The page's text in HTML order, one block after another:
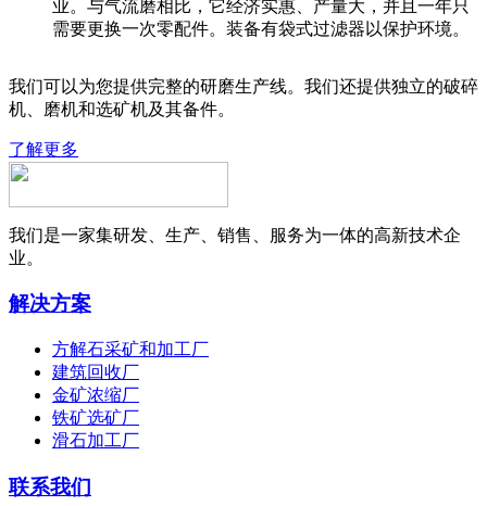
业。与气流磨相比，它经济实惠、产量大，并且一年只
需要更换一次零配件。装备有袋式过滤器以保护环境。
我们可以为您提供完整的研磨生产线。我们还提供独立的破碎
机、磨机和选矿机及其备件。
了解更多
我们是一家集研发、生产、销售、服务为一体的高新技术企
业。
解决方案
方解石采矿和加工厂
建筑回收厂
金矿浓缩厂
铁矿选矿厂
滑石加工厂
联系我们